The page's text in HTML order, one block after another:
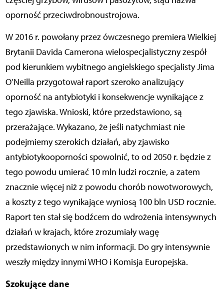
oporność przeciwdrobnoustrojowa.
W 2016 r. powołany przez ówczesnego premiera Wielkiej
Brytanii Davida Camerona wielospecjalistyczny zespół
pod kierunkiem wybitnego angielskiego specjalisty Jima
O’Neilla przygotował raport szeroko analizujący
oporność na antybiotyki i konsekwencje wynikające z
tego zjawiska. Wnioski, które przedstawiono, są
przerażające. Wykazano, że jeśli natychmiast nie
podejmiemy szerokich działań, aby zjawisko
antybiotykooporności spowolnić, to od 2050 r. będzie z
tego powodu umierać 10 mln ludzi rocznie, a zatem
znacznie więcej niż z powodu chorób nowotworowych,
a koszty z tego wynikające wyniosą 100 bln USD rocznie.
Raport ten stał się bodźcem do wdrożenia intensywnych
działań w krajach, które zrozumiały wagę
przedstawionych w nim informacji. Do gry intensywnie
weszły między innymi WHO i Komisja Europejska.
Szokujące dane